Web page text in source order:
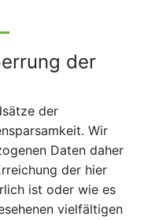
der
der
Wir
Daten daher
der hier
ist oder wie es
vielfältigen